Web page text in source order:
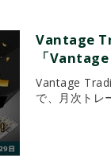
Vantage
「Vantage
Vantage
で、月次トレ